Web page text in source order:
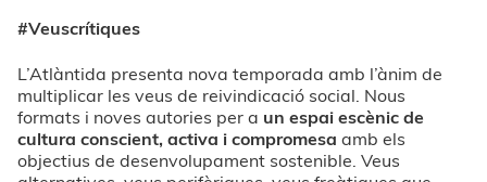
#Veuscrítiques
L’Atlàntida presenta nova temporada amb l’ànim de
multiplicar les veus de reivindicació social. Nous
formats i noves autories per a un espai escènic de
cultura conscient, activa i compromesa amb els
objectius de desenvolupament sostenible. Veus